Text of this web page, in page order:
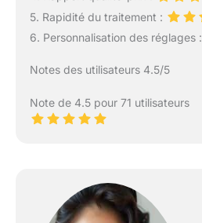
5. Rapidité du traitement :
6. Personnalisation des réglages :
Notes des utilisateurs 4.5/5
Note de 4.5 pour 71 utilisateurs